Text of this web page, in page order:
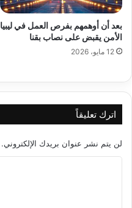
بعد أن أوهمهم بفرص العمل في ليبيا
الأمن يقبض على نصاب بقنا
12 مايو، 2026
اترك تعليقاً
لن يتم نشر عنوان بريدك الإلكتروني.